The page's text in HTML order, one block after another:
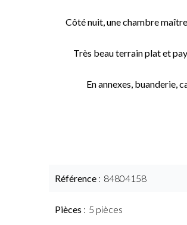
Côté nuit, une chambre
Très beau terrain plat et
En annexes, buanderie,
Référence 84804158
Pièces 5 pièces